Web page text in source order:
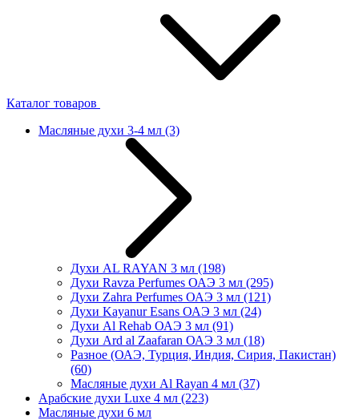
Каталог товаров
Масляные духи 3-4 мл (3)
Духи AL RAYAN 3 мл (198)
Духи Ravza Perfumes ОАЭ 3 мл (295)
Духи Zahra Perfumes ОАЭ 3 мл (121)
Духи Kayanur Esans ОАЭ 3 мл (24)
Духи Al Rehab ОАЭ 3 мл (91)
Духи Ard al Zaafaran ОАЭ 3 мл (18)
Разное (ОАЭ, Турция, Индия, Сирия, Пакистан)
(60)
Масляные духи Al Rayan 4 мл (37)
Арабские духи Luxe 4 мл (223)
Масляные духи 6 мл